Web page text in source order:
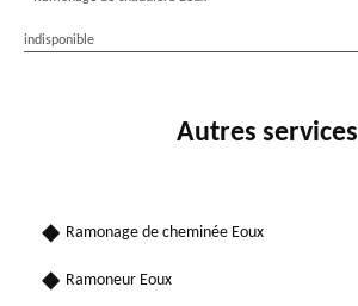
indisponible
Autres services
Ramonage de cheminée Eoux
Ramoneur Eoux